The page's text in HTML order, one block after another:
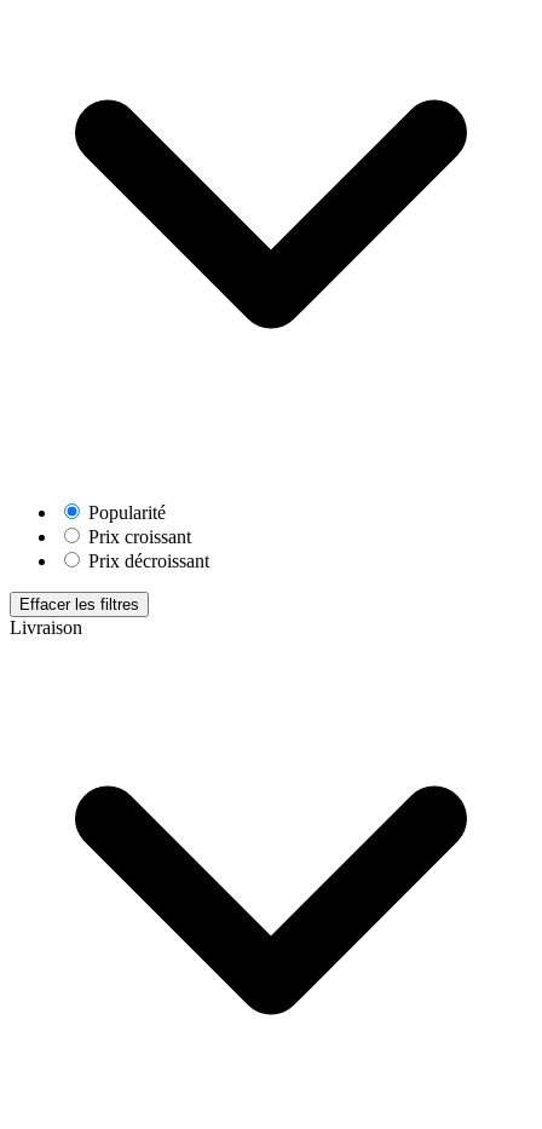
Popularité
Prix croissant
Prix décroissant
Effacer les filtres
Livraison